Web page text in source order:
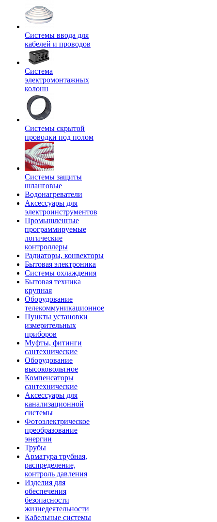
Системы ввода для
кабелей и проводов
Система
электромонтажных
колонн
Системы скрытой
проводки под полом
Системы защиты
шланговые
Водонагреватели
Аксессуары для
электроинструментов
Промышленные
программируемые
логические
контроллеры
Радиаторы, конвекторы
Бытовая электроника
Системы охлаждения
Бытовая техника
крупная
Оборудование
телекоммуникационное
Пункты установки
измерительных
приборов
Муфты, фитинги
сантехнические
Оборудование
высоковольтное
Компенсаторы
сантехнические
Аксессуары для
канализационной
системы
Фотоэлектрическое
преобразование
энергии
Трубы
Арматура трубная,
распределение,
контроль давления
Изделия для
обеспечения
безопасности
жизнедеятельности
Кабельные системы